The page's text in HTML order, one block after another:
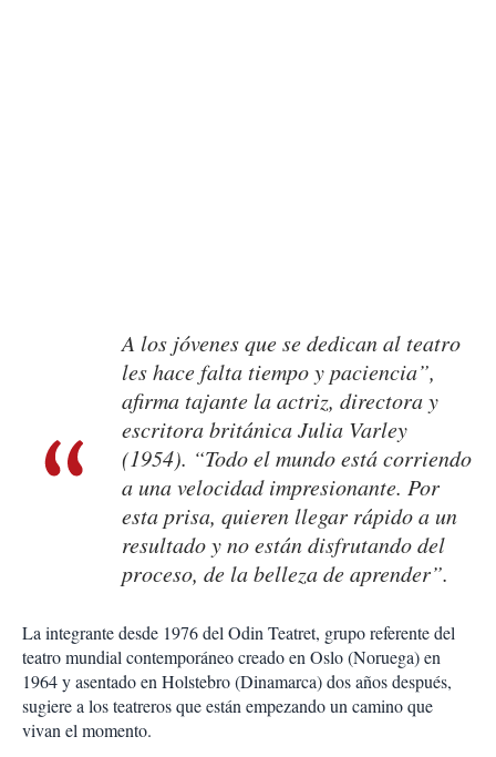
A los jóvenes que se dedican al teatro
les hace falta tiempo y paciencia”,
afirma tajante la actriz, directora y
escritora británica Julia Varley
(1954). “Todo el mundo está corriendo
a una velocidad impresionante. Por
esta prisa, quieren llegar rápido a un
resultado y no están disfrutando del
proceso, de la belleza de aprender”.
La integrante desde 1976 del Odin Teatret, grupo referente del
teatro mundial contemporáneo creado en Oslo (Noruega) en
1964 y asentado en Holstebro (Dinamarca) dos años después,
sugiere a los teatreros que están empezando un camino que
vivan el momento.